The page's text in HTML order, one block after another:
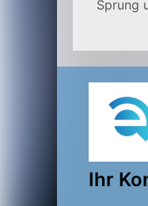
Sprung
Ihr